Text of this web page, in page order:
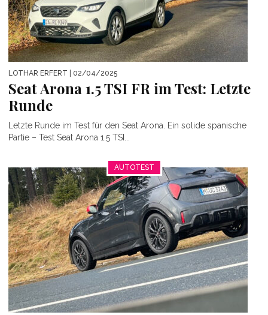
LOTHAR ERFERT | 02/04/2025
Seat Arona 1.5 TSI FR im Test: Letzte
Runde
Letzte Runde im Test für den Seat Arona. Ein solide spanische
Partie – Test Seat Arona 1.5 TSI...
AUTOTEST